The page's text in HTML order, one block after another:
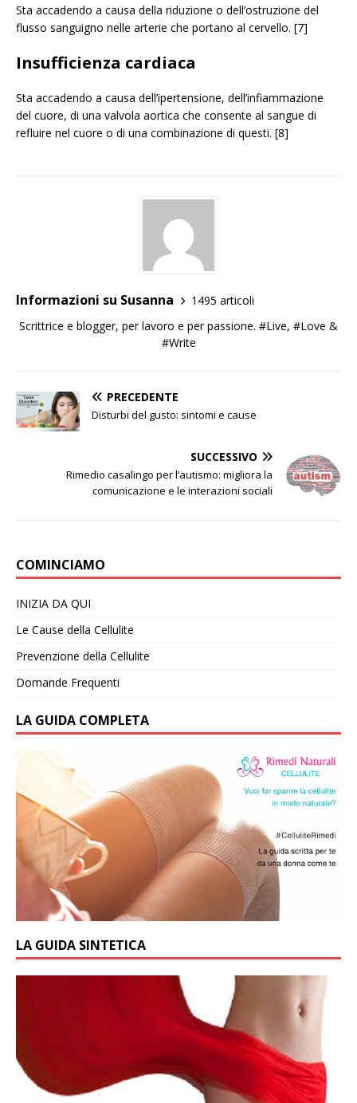
Sta accadendo a causa della riduzione o dell’ostruzione del
flusso sanguigno nelle arterie che portano al cervello. [7]
Insufficienza cardiaca
Sta accadendo a causa dell’ipertensione, dell’infiammazione
del cuore, di una valvola aortica che consente al sangue di
refluire nel cuore o di una combinazione di questi. [8]
Informazioni su Susanna
1495 articoli
Scrittrice e blogger, per lavoro e per passione. #Live, #Love &
#Write
PRECEDENTE
Disturbi del gusto: sintomi e cause
SUCCESSIVO
Rimedio casalingo per l’autismo: migliora la
comunicazione e le interazioni sociali
COMINCIAMO
INIZIA DA QUI
Le Cause della Cellulite
Prevenzione della Cellulite
Domande Frequenti
LA GUIDA COMPLETA
LA GUIDA SINTETICA